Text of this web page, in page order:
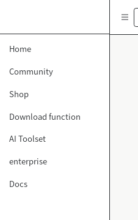
Home
Community
Shop
Download function
AI Toolset
enterprise
Docs